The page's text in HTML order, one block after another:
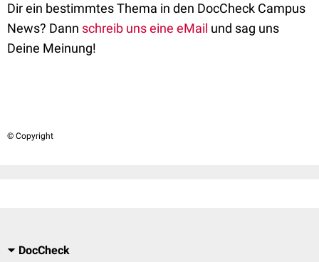
Dir ein bestimmtes Thema in den DocCheck Campus
News? Dann schreib uns eine eMail und sag uns
Deine Meinung!
© Copyright
DocCheck